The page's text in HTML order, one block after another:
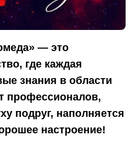
— это
где каждая
знания в области
профессионалов,
подруг, наполняется
настроение!